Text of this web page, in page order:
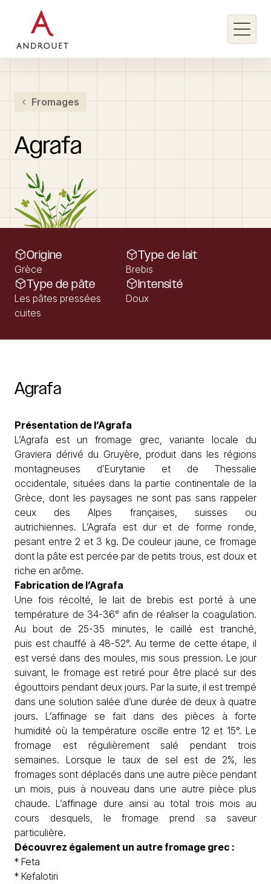
Rechercher un mot clé
Fromages
Agrafa
Origine
Grèce
Type de lait
Brebis
Type de pâte
Les pâtes pressées
cuites
Intensité
Doux
Agrafa
Présentation de l’Agrafa
L’Agrafa est un fromage grec, variante locale du
Graviera dérivé du Gruyère, produit dans les régions
montagneuses d’Eurytanie et de Thessalie
occidentale, situées dans la partie continentale de la
Grèce, dont les paysages ne sont pas sans rappeler
ceux des Alpes françaises, suisses ou
autrichiennes. L’Agrafa est dur et de forme ronde,
pesant entre 2 et 3 kg. De couleur jaune, ce fromage
dont la pâte est percée par de petits trous, est doux et
riche en arôme.
Fabrication de l’Agrafa
Une fois récolté, le lait de brebis est porté à une
température de 34-36° afin de réaliser la coagulation.
Au bout de 25-35 minutes, le caillé est tranché,
puis est chauffé à 48-52°. Au terme de cette étape, il
est versé dans des moules, mis sous pression. Le jour
suivant, le fromage est retiré pour être placé sur des
égouttoirs pendant deux jours. Par la suite, il est trempé
dans une solution salée d’une durée de deux à quatre
jours. L’affinage se fait dans des pièces à forte
humidité où la température oscille entre 12 et 15°. Le
fromage est régulièrement salé pendant trois
semaines. Lorsque le taux de sel est de 2%, les
fromages sont déplacés dans une autre pièce pendant
un mois, puis à nouveau dans une autre pièce plus
chaude. L’affinage dure ainsi au total trois mois au
cours desquels, le fromage prend sa saveur
particulière.
Découvrez également un autrefromage grec :
* Feta
* Kefalotiri